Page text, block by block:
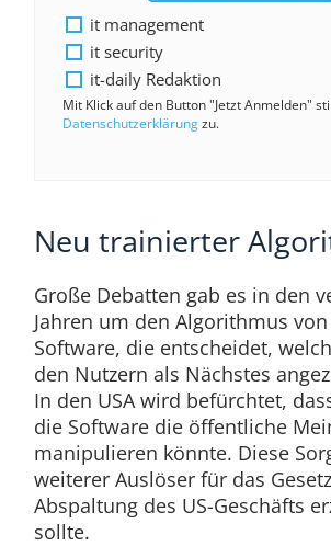
it management
it security
it-daily Redaktion
Mit Klick auf den Button "Jetzt Anmelden"
Datenschutzerklärungzu.
Neu trainierter
Große Debatten gab es in den
Jahren um den Algorithmus
Software, die entscheidet,
den Nutzern als Nächstes
In den USA wird befürchtet,
die Software die öffentliche
manipulieren könnte. Diese
weiterer Auslöser für das
Abspaltung des US-Geschäfts
sollte.